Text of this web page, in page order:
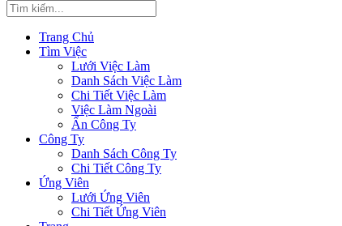
Trang Chủ
Tìm Việc
Lưới Việc Làm
Danh Sách Việc Làm
Chi Tiết Việc Làm
Việc Làm Ngoài
Ẩn Công Ty
Công Ty
Danh Sách Công Ty
Chi Tiết Công Ty
Ứng Viên
Lưới Ứng Viên
Chi Tiết Ứng Viên